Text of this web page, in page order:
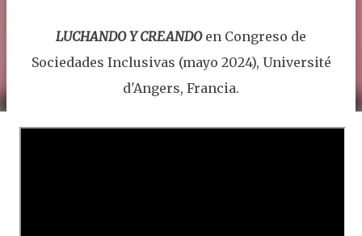
LUCHANDO Y CREANDO en Congreso de
Sociedades Inclusivas (mayo 2024), Université
d'Angers, Francia.